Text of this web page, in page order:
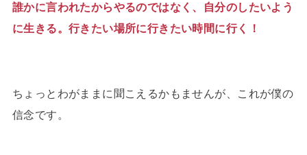
誰かに言われたからやるのではなく、自分のしたいよう
に生きる。行きたい場所に行きたい時間に行く！
ちょっとわがままに聞こえるかもませんが、これが僕の
信念です。